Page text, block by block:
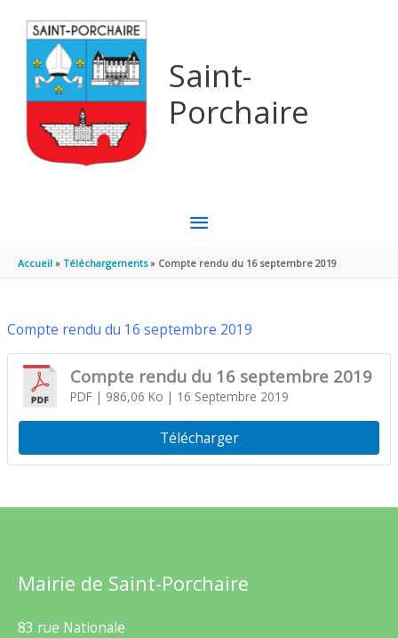
Saint-
Porchaire
MENU
PRINCIPAL
Accueil Téléchargements Compte rendu du 16 septembre 2019
Compte rendu du 16 septembre 2019
Compte rendu du 16 septembre 2019
PDF| 986,06 Ko | 16 Septembre 2019
Télécharger
Mairie de Saint-Porchaire
83 rue Nationale